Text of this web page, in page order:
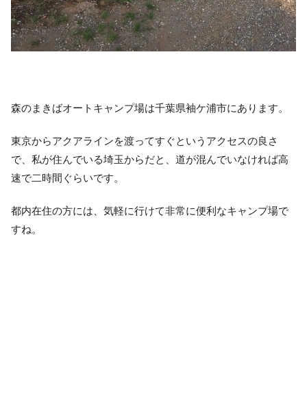
森のまきばオートキャンプ場は千葉県袖ケ浦市にあります。
東京からアクアラインを渡ってすぐというアクセスの良さ
で、私が住んでいる埼玉からだと、道が混んでいなければ高
速で二時間ぐらいです。
都内在住の方には、気軽に行けて非常に便利なキャンプ場で
すね。